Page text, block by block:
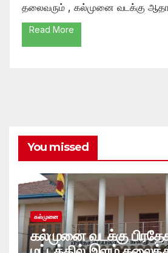
தலைவரும் , கல்முனை வடக்கு
Read More
You missed
கல்முனை
கல்முனை வடக்கு